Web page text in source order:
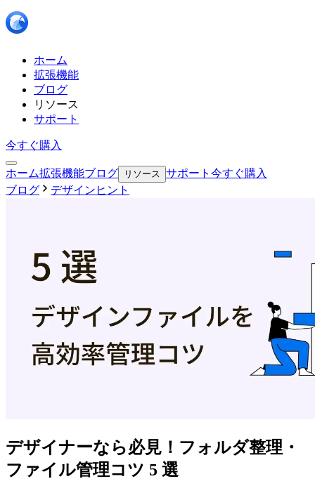
ホーム
拡張機能
ブログ
リソース
サポート
今すぐ購入
ホーム拡張機能ブログ リソース サポート 今すぐ購入
ブログ
デザインヒント
デザイナーなら必見！フォルダ整理・
ファイル管理コツ 5 選